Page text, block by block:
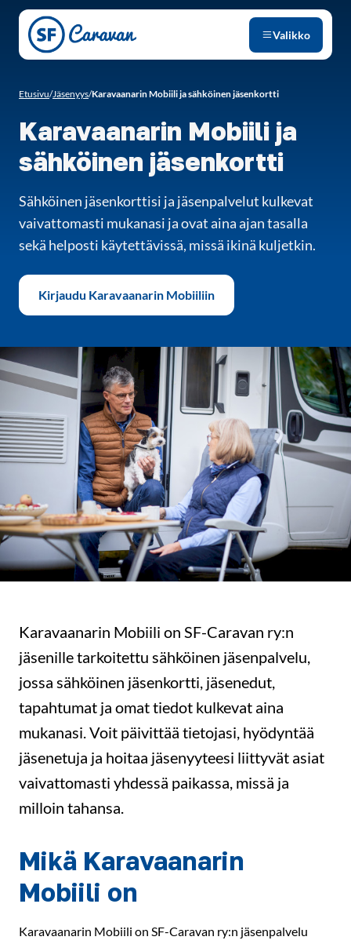
Siirry sivun sisältöön
Valikko
Etusivu/Jäsenyys/Karavaanarin Mobiili ja sähköinen jäsenkortti
Karavaanarin Mobiili ja
sähköinen jäsenkortti
Sähköinen jäsenkorttisi ja jäsenpalvelut kulkevat
vaivattomasti mukanasi ja ovat aina ajan tasalla
sekä helposti käytettävissä, missä ikinä kuljetkin.
Kirjaudu Karavaanarin Mobiiliin
Karavaanarin Mobiili on SF-Caravan ry:n
jäsenille tarkoitettu sähköinen jäsenpalvelu,
jossa sähköinen jäsenkortti, jäsenedut,
tapahtumat ja omat tiedot kulkevat aina
mukanasi. Voit päivittää tietojasi, hyödyntää
jäsenetuja ja hoitaa jäsenyyteesi liittyvät asiat
vaivattomasti yhdessä paikassa, missä ja
milloin tahansa.
Mikä Karavaanarin
Mobiili on
Karavaanarin Mobiili on SF-Caravan ry:n jäsenpalvelu